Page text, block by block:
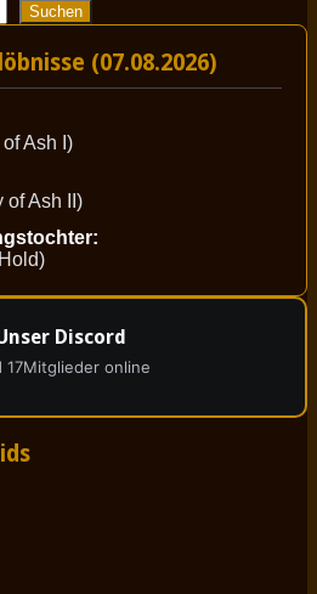
Suchen
(07.08.2026)
Ash I)
of Ash II)
Discord
17Mitglieder online